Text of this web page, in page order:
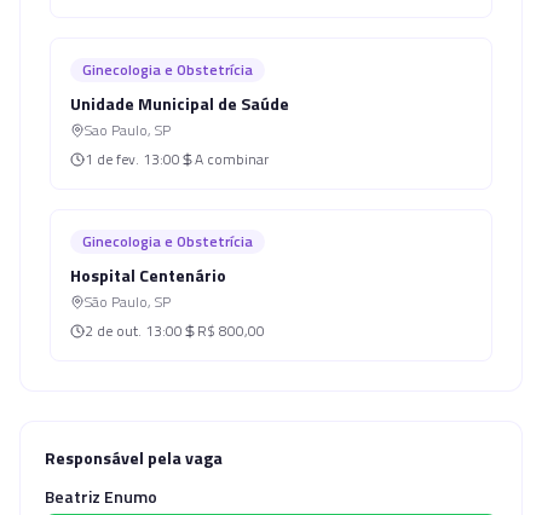
Ginecologia e Obstetrícia
Unidade Municipal de Saúde
Sao Paulo, SP
1 de fev. 13:00 A combinar
Ginecologia e Obstetrícia
Hospital Centenário
São Paulo, SP
2 de out. 13:00 R$ 800,00
Responsável pela vaga
Beatriz Enumo